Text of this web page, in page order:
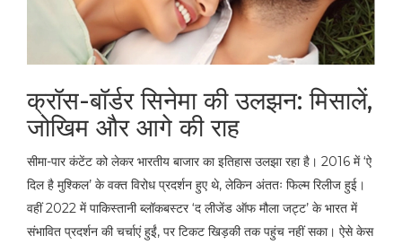
क्रॉस-बॉर्डर सिनेमा की उलझन: मिसालें,
जोखिम और आगे की राह
सीमा-पार कंटेंट को लेकर भारतीय बाजार का इतिहास उलझा रहा है। 2016 में ‘ऐ
दिल है मुश्किल’ के वक्त विरोध प्रदर्शन हुए थे, लेकिन अंततः फिल्म रिलीज हुई।
वहीं 2022 में पाकिस्तानी ब्लॉकबस्टर ‘द लीजेंड ऑफ मौला जट्ट’ के भारत में
संभावित प्रदर्शन की चर्चाएं हुईं, पर टिकट खिड़की तक पहुंच नहीं सका। ऐसे केस